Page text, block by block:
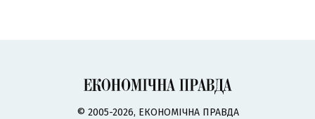
© 2005-2026, ЕКОНОМІЧНА ПРАВДА